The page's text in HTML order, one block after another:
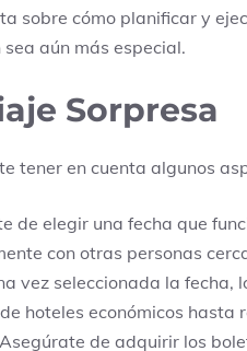
sobre cómo planificar y
aún más especial.
Sorpresa
tener en cuenta algunos
de elegir una fecha que
con otras personas
vez seleccionada la fecha,
hoteles económicos hasta
Asegúrate de adquirir los